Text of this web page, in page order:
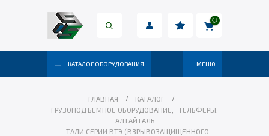
КАТАЛОГ ОБОРУДОВАНИЯ МЕНЮ
ГЛАВНАЯ
КАТАЛОГ
ГРУЗОПОДЪЁМНОЕ ОБОРУДОВАНИЕ
ТЕЛЬФЕРЫ
АЛТАЙТАЛЬ
ТАЛИ СЕРИИ ВТЭ (ВЗРЫВОЗАЩИЩЕННОГО